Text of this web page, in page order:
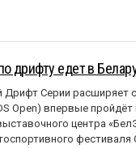
дрифту едет в
Дрифт Серии расширяет
Open) впервые пройдёт
центра
фестиваля